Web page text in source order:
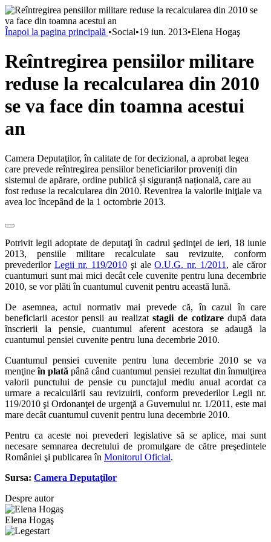
Înapoi la pagina principală •Social•19 iun. 2013•Elena Hogaş
Reîntregirea pensiilor militare
reduse la recalcularea din 2010
se va face din toamna acestui
an
Camera Deputaţilor, în calitate de for decizional, a aprobat legea
care prevede reîntregirea pensiilor beneficiarilor proveniți din
sistemul de apărare, ordine publică și siguranță națională, care au
fost reduse la recalcularea din 2010. Revenirea la valorile iniţiale va
avea loc începând de la 1 octombrie 2013.
Potrivit legii adoptate de deputaţi în cadrul şedinţei de ieri, 18 iunie
2013, pensiile militare recalculate sau revizuite, conform
prevederilor Legii nr. 119/2010şi aleO.U.G. nr. 1/2011 , ale căror
cuantumuri sunt mai mici decât cele cuvenite pentru luna decembrie
2010, se vor plăti în cuantumul cuvenit pentru această lună.
De asemnea, actul normativ mai prevede că, în cazul în care
beneficiarii acestor pensii au realizatstagii de cotizaredupă data
înscrierii la pensie, cuantumul aferent acestora se adaugă la
cuantumul pensiei cuvenite pentru luna decembrie 2010.
Cuantumul pensiei cuvenite pentru luna decembrie 2010 se va
menţineîn plată până când cuantumul pensiei rezultat din înmulţirea
valorii punctului de pensie cu punctajul mediu anual acordat ca
urmare a recalculării sau revizuirii, conform prevederilor Legii nr.
119/2010 şi Ordonanţei de urgenţă a Guvernului nr. 1/2011, este mai
mare decât cuantumul cuvenit pentru luna decembrie 2010.
Pentru ca aceste noi prevederi legislative să se aplice, mai sunt
necesare semnarea decretului de promulgare de către preşedintele
României şi publicarea în Monitorul Oficial.
Sursa: Camera Deputaţilor
Despre autor
Elena Hogaş